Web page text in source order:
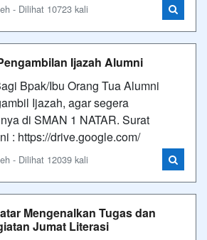
- Dilihat 10723 kali
Ijazah Alumni
Bpak/Ibu Orang Tua Alumni
Ijazah, agar segera
di SMAN 1 NATAR. Surat
: https://drive.google.com/
- Dilihat 12039 kali
Mengenalkan Tugas dan
Jumat Literasi